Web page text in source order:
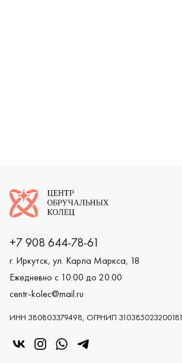
Логотип компании
+7 908 644-78-61
г. Иркутск, ул. Карла Маркса, 18
Ежедневно с 10:00 до 20:00
centr-kolec@mail.ru
ИНН 380803379498, ОГРНИП 310385023200181
«Центр колец» в VK
«Центр колец» в Instagram
«Центр колец» в Whatsapp
«Центр колец» в Telegram